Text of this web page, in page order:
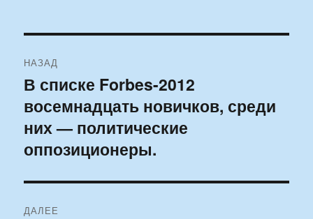
по
записям
НАЗАД
Предыдущая
запись:
В списке Forbes-2012
восемнадцать новичков, среди
них — политические
оппозиционеры.
ДАЛЕЕ